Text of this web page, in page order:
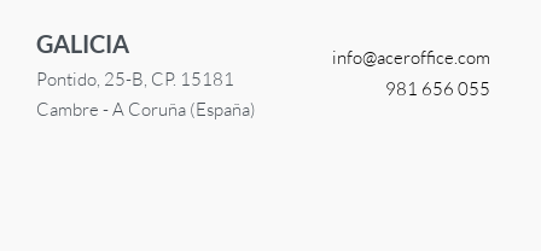
GALICIA
Pontido, 25-B, CP. 15181
Cambre - A Coruña (España)
info@aceroffice.com
981 656 055